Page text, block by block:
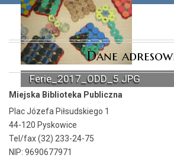
Ferie_2017_ODD_5.JPG
Dane
Miejska Biblioteka Publiczna
Plac Józefa Piłsudskiego 1
44-120 Pyskowice
Tel/fax (32) 233-24-75
NIP: 9690677971